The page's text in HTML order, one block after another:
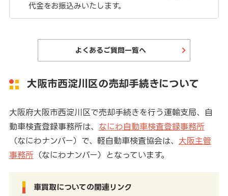
代金をお振込みいたします。
よくあるご質問一覧へ
大阪市西淀川区の売却手続きについて
大阪府大阪市西淀川区で売却手続きを行う運輸支局、自
動車検査登録事務所は、 なにわ自動車検査登録事務所
（なにわナンバー）で、軽自動車検査協会は、 大阪主管
事務所（なにわナンバー）となっています。
車買取についての関連リンク